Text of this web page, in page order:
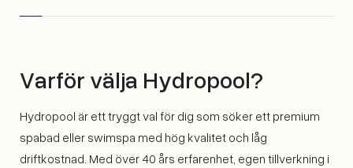
Varför välja Hydropool?
Hydropool är ett tryggt val för dig som söker ett premium
spabad eller swimspa med hög kvalitet och låg
driftkostnad. Med över 40 års erfarenhet, egen tillverkning i